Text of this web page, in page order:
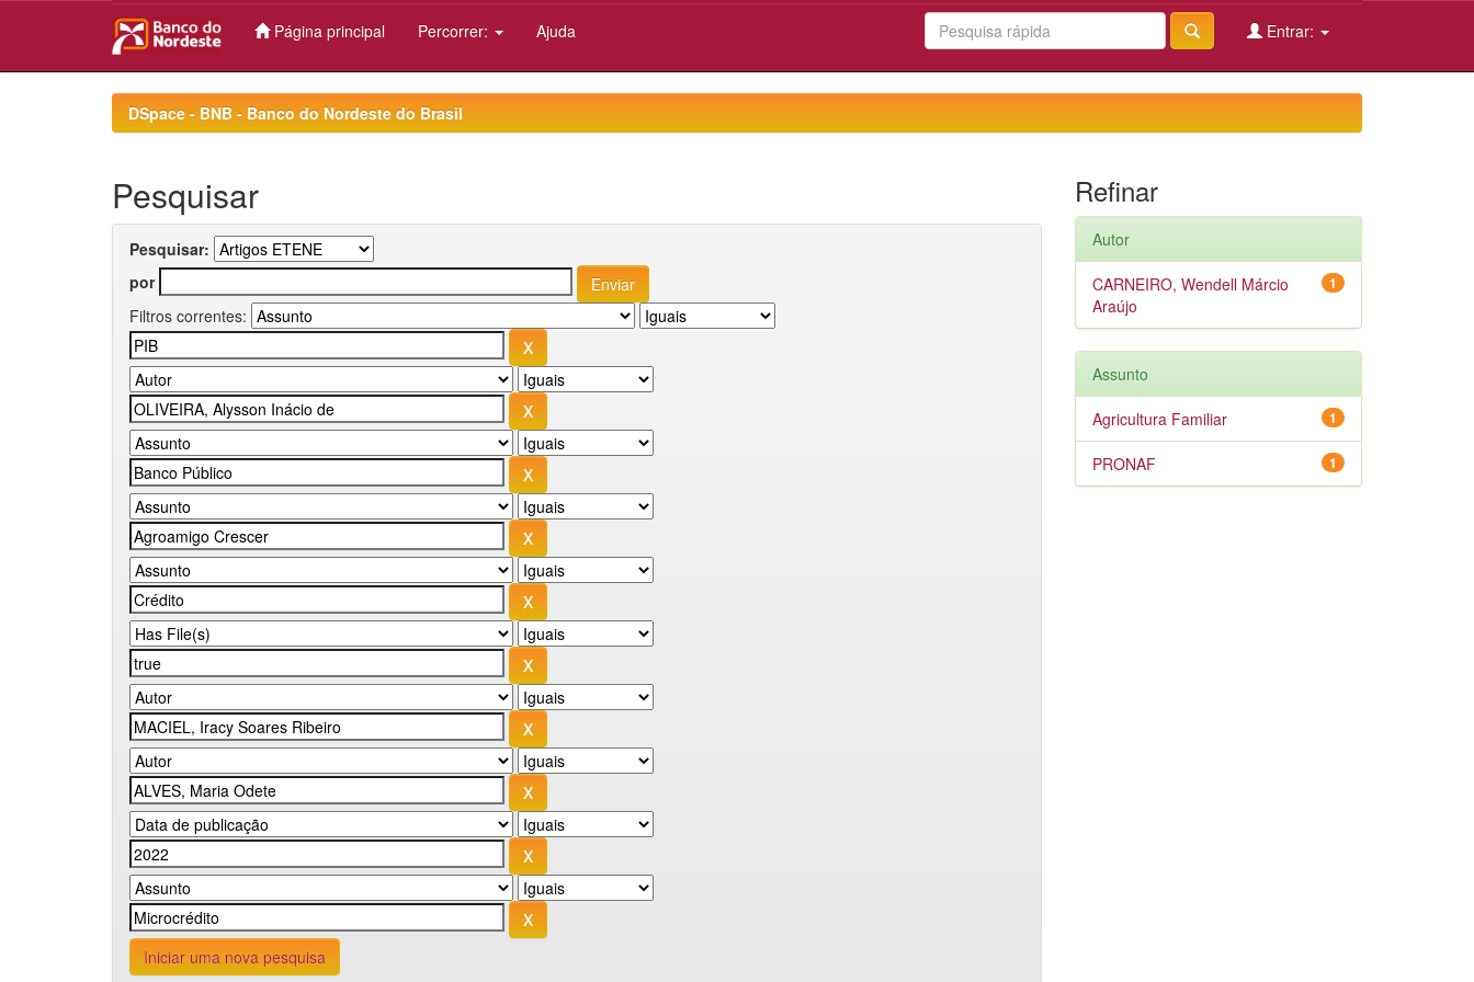
Página principal Percorrer: Ajuda Entrar:
DSpace - BNB - Banco do Nordeste do Brasil
Pesquisar
Pesquisar:
por
Filtros correntes:
Iniciar uma nova pesquisa
Refinar
Autor
1
CARNEIRO, Wendell Márcio
Araújo
Assunto
1
Agricultura Familiar
1
PRONAF